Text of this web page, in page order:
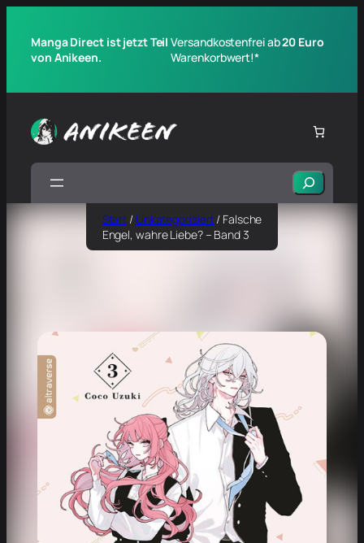
Manga Direct ist jetzt Teil
von Anikeen.
Versandkostenfrei ab20 Euro
Warenkorbwert!*
Suchen
Start / Unkategorisiert / Falsche
Engel, wahre Liebe? – Band 3